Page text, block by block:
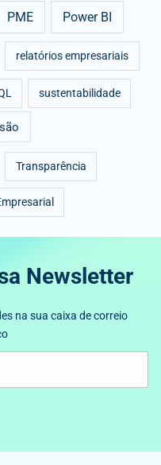
PME Power BI
relatórios empresariais
sustentabilidade
Transparência
Newsletter
na sua caixa de correio